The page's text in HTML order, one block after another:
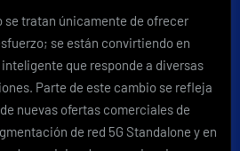
se tratan únicamente de ofrecer
se están convirtiendo en
que responde a diversas
Parte de este cambio se refleja
nuevas ofertas comerciales de
de red 5G Standalone y en